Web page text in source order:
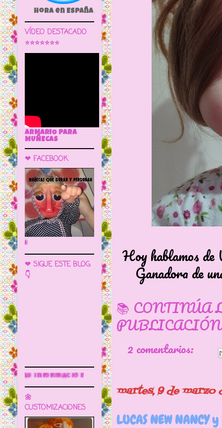
Hoy hablamos de
Ganadora de
📚 CONTINÚA
2 comentarios:
martes, 9 de marzo
LUCAS NEW NANCY
Hora en España
VÍDEO DESTACADO
⭐⭐⭐⭐⭐⭐⭐
ARMARIO PARA
MUÑECAS
❤ FACEBOOK
🌼 LA CUEVA DE LAS MUÑECAS
❤ SIGUE ESTE BLOG
👇
Sigue este blog para más
🌼
CUSTOMIZACIONES